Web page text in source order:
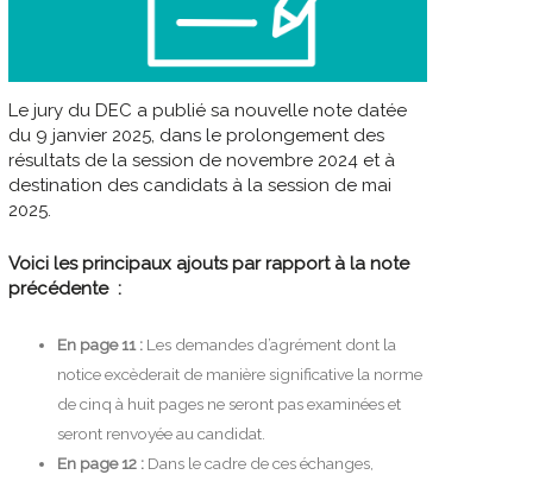
Le jury du DEC a publié sa nouvelle note datée
du 9 janvier 2025, dans le prolongement des
résultats de la session de novembre 2024 et à
destination des candidats à la session de mai
2025.
Voici les principaux ajouts par rapport à la note
précédente :
En page 11 : Les demandes d’agrément dont la
notice excèderait de manière significative la norme
de cinq à huit pages ne seront pas examinées et
seront renvoyée au candidat.
En page 12 : Dans le cadre de ces échanges,